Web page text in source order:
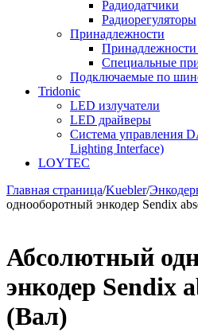
Радиодатчики
Радиорегуляторы
Принадлежности
Специальные
Подключаемые по
Tridonic
LED излучатели
LED драйверы
Система управления
Lighting Interface)
LOYTEC
Главная страница/Kuebler/
однооборотный энкодер Sendix
Абсолютный
энкодер Sendix
(Вал)